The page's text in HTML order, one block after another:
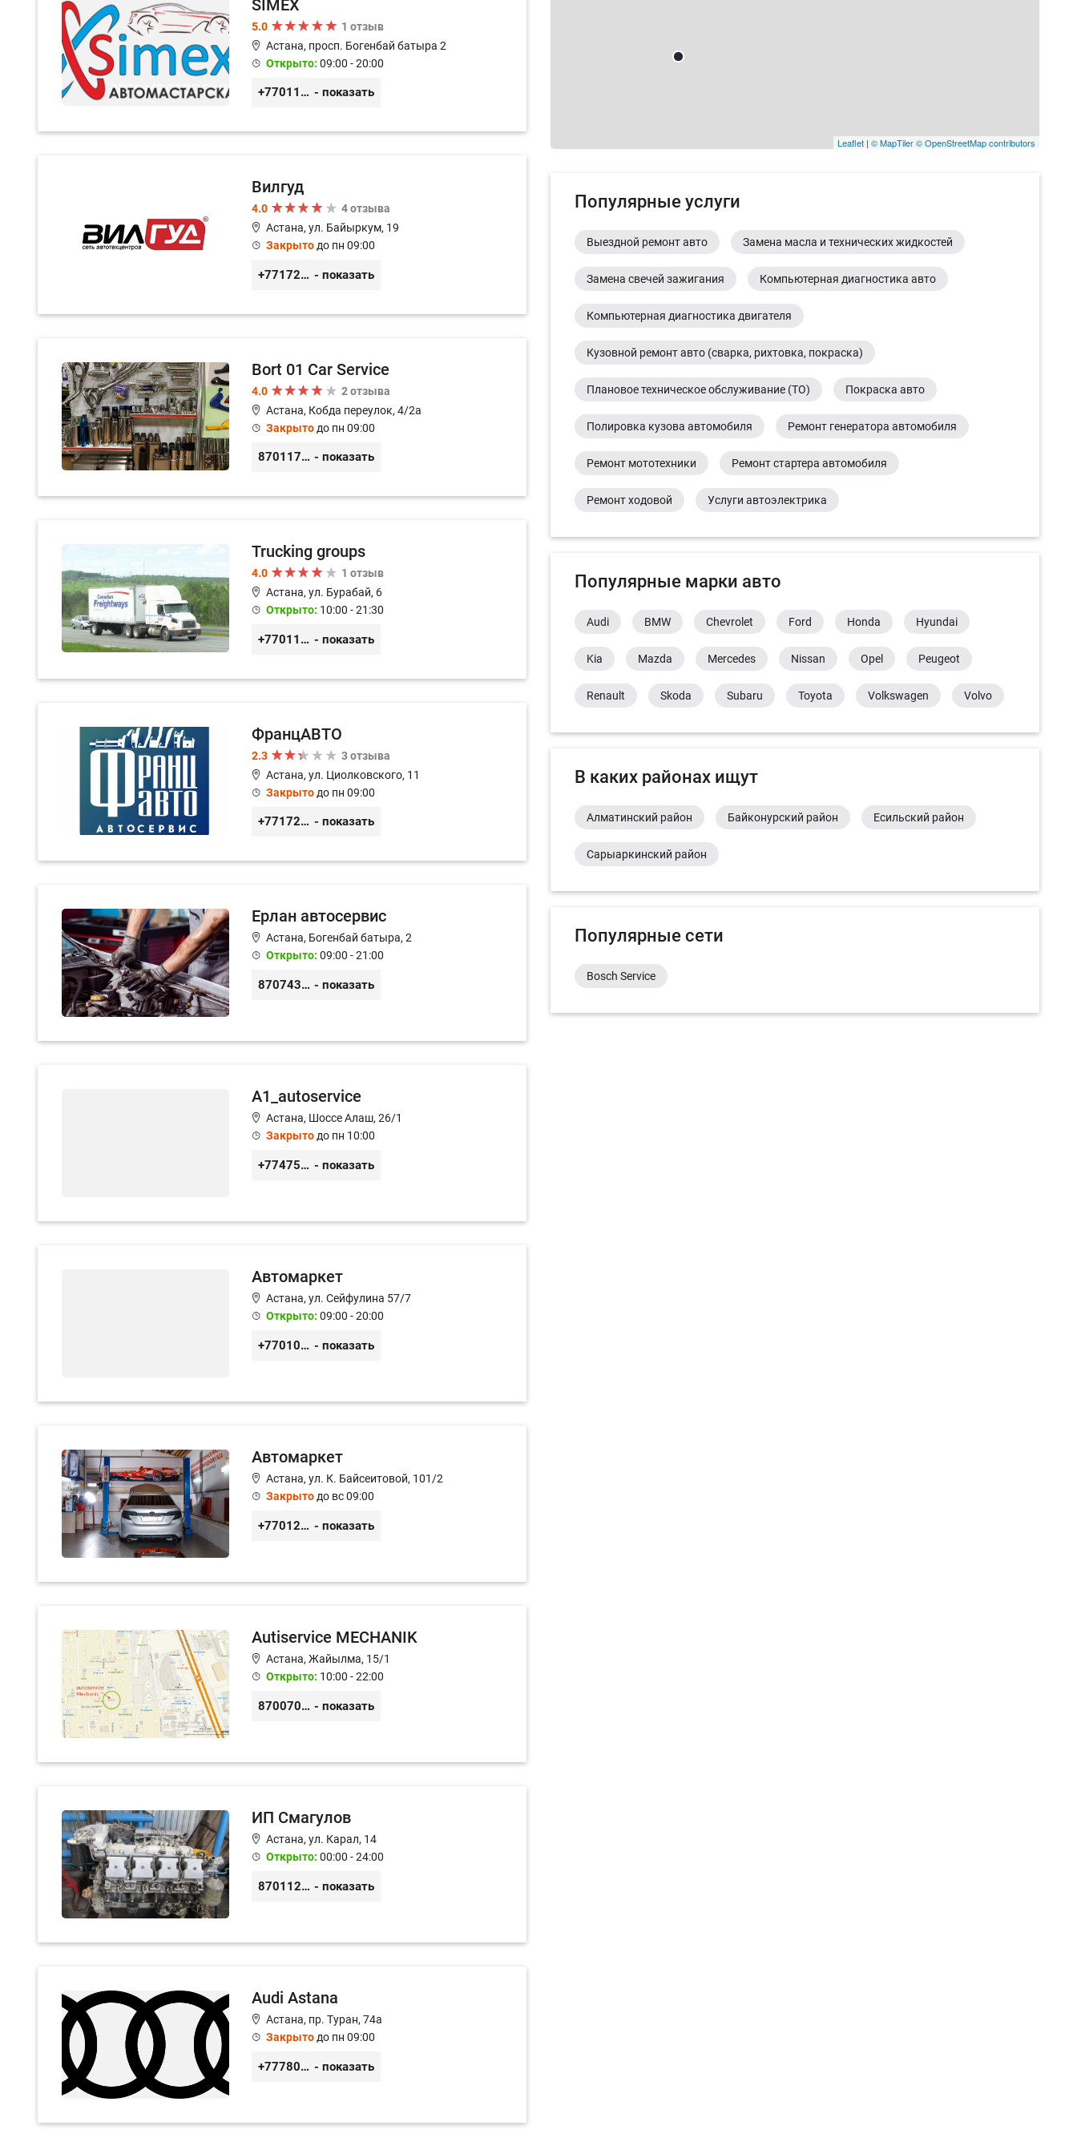
SIMEX
5.0
1 отзыв
Астана, просп. Богенбай батыра 2
Открыто: 09:00 - 20:00
+77011248780 - показать
Вилгуд
4.0
4 отзыва
Астана, ул. Байыркум, 19
Закрытодо пн 09:00
+77172978380 - показать
Bort 01 Car Service
4.0
2 отзыва
Астана, Кобда переулок, 4/2а
Закрытодо пн 09:00
87011754444 - показать
Trucking groups
4.0
1 отзыв
Астана, ул. Бурабай, 6
Открыто: 10:00 - 21:30
+77011245925 - показать
ФранцАВТО
2.3
3 отзыва
Астана, ул. Циолковского, 11
Закрытодо пн 09:00
+77172541601 - показать
Ерлан автосервис
Астана, Богенбай батыра, 2
Открыто: 09:00 - 21:00
87074312868 - показать
A1_autoservice
Астана, Шоссе Алаш, 26/1
Закрытодо пн 10:00
+77475551113 - показать
Автомаркет
Астана, ул. Сейфулина 57/7
Открыто: 09:00 - 20:00
+77010626565 - показать
Автомаркет
Астана, ул. К. Байсеитовой, 101/2
Закрытодо вс 09:00
+77012976565 - показать
Autiservice MECHANIK
Астана, Жайылма, 15/1
Открыто: 10:00 - 22:00
87007001323 - показать
ИП Смагулов
Астана, ул. Карал, 14
Открыто: 00:00 - 24:00
87011245925 - показать
Audi Astana
Астана, пр. Туран, 74a
Закрытодо пн 09:00
+77780189809 - показать
Leaflet | © MapTiler© OpenStreetMap contributors
Популярные услуги
Выездной ремонт авто Замена масла и технических жидкостей
Замена свечей зажигания Компьютерная диагностика авто
Компьютерная диагностика двигателя
Кузовной ремонт авто (сварка, рихтовка, покраска)
Плановое техническое обслуживание (ТО) Покраска авто
Полировка кузова автомобиля Ремонт генератора автомобиля
Ремонт мототехники Ремонт стартера автомобиля
Ремонт ходовой Услуги автоэлектрика
Популярные марки авто
Audi BMW Chevrolet Ford Honda Hyundai
Kia Mazda Mercedes Nissan Opel Peugeot
Renault Skoda Subaru Toyota Volkswagen Volvo
В каких районах ищут
Алматинский район Байконурский район Есильский район
Сарыаркинский район
Популярные сети
Bosch Service